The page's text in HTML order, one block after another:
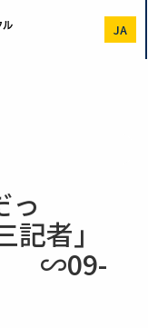
JA
っ
者」
∽09-